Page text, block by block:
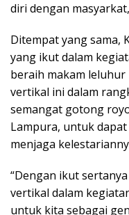
diri dengan
Ditempat yang sama,
yang ikut dalam
beraih makam
vertikal ini dalam
semangat gotong
Lampura, untuk
menjaga
“Dengan ikut
vertikal dalam
untuk kita sebagai